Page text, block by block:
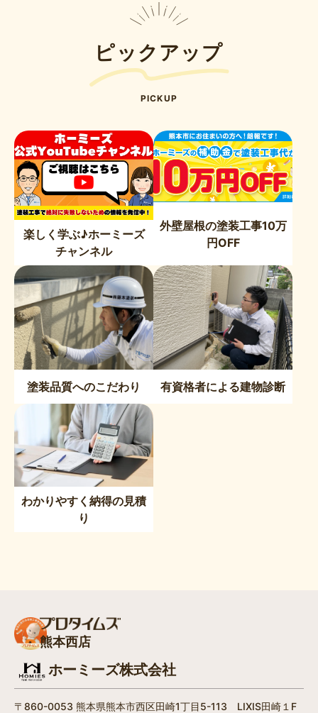
ピックアップ
PICKUP
楽しく学ぶ♪ホーミーズ
チャンネル
外壁屋根の塗装工事10万
円OFF
塗装品質へのこだわり 有資格者による建物診断
わかりやすく納得の見積
り
熊本西店
ホーミーズ株式会社
〒860-0053 熊本県熊本市西区田崎1丁目5-113 LIXIS田崎１F